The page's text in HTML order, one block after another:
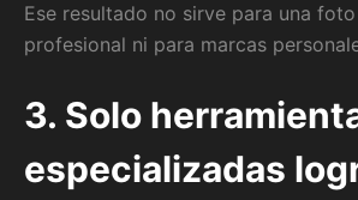
Ese resultado no sirve para una foto
profesional ni para marcas
3. Solo
especializadas